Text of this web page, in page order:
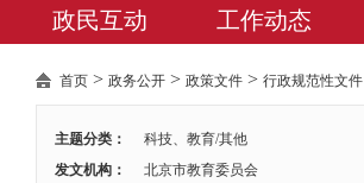
政民互动
工作动态
首页 > 政务公开 > 政策文件 > 行政规范性文件
主题分类：
科技、教育/其他
发文机构：
北京市教育委员会